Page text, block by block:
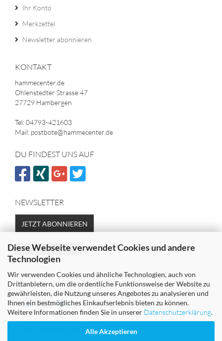
Diese Webseite verwendet Cookies und andere
Technologien
Wir verwenden Cookies und ähnliche Technologien, auch von
Drittanbietern, um die ordentliche Funktionsweise der Website zu
gewährleisten, die Nutzung unseres Angebotes zu analysieren und
Ihnen ein bestmögliches Einkaufserlebnis bieten zu können.
Weitere Informationen finden Sie in unserer Datenschutzerklärung.
Alle Akzeptieren
Ihr Konto
Merkzettel
Newsletter abonnieren
KONTAKT
hammecenter.de
Ohlenstedter Strasse 47
27729 Hambergen
Tel: 04793-421603
Mail: postbote@hammecenter.de
DU FINDEST UNS AUF
NEWSLETTER
JETZT ABONNIEREN
Vertrag widerrufen
SICHER EINKAUFEN MIT
WIR VERSENDEN MIT